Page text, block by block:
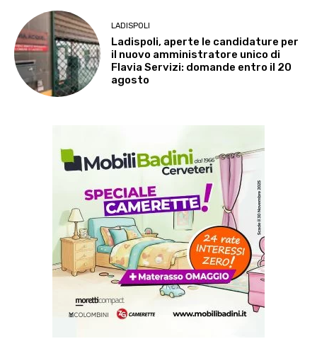
LADISPOLI
Ladispoli, aperte le candidature per
il nuovo amministratore unico di
Flavia Servizi: domande entro il 20
agosto